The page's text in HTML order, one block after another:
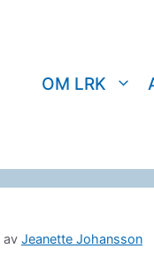
OM LRK
av Jeanette Johansson